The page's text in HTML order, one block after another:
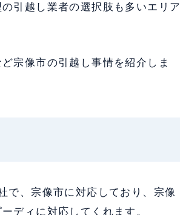
引越し業者の選択肢も多いエリア
宗像市の引越し事情を紹介しま
で、宗像市に対応しており、宗像
ディに対応してくれます。